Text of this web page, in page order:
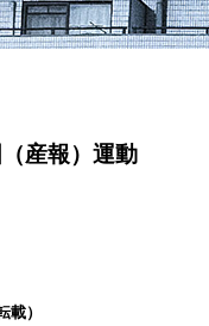
産報）運動
載）